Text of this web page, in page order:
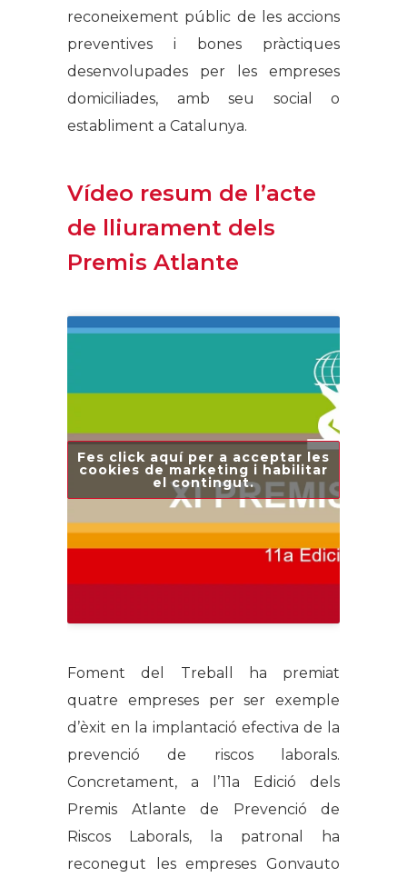
reconeixement públic de les accions
preventives i bones pràctiques
desenvolupades per les empreses
domiciliades, amb seu social o
establiment a Catalunya.
Vídeo resum de l’acte
de lliurament dels
Premis Atlante
Fes click aquí per a acceptar les
cookies de marketing i habilitar
el contingut.
Foment del Treball ha premiat
quatre empreses per ser exemple
d’èxit en la implantació efectiva de la
prevenció de riscos laborals.
Concretament, a l’11a Edició dels
Premis Atlante de Prevenció de
Riscos Laborals, la patronal ha
reconegut les empreses Gonvauto